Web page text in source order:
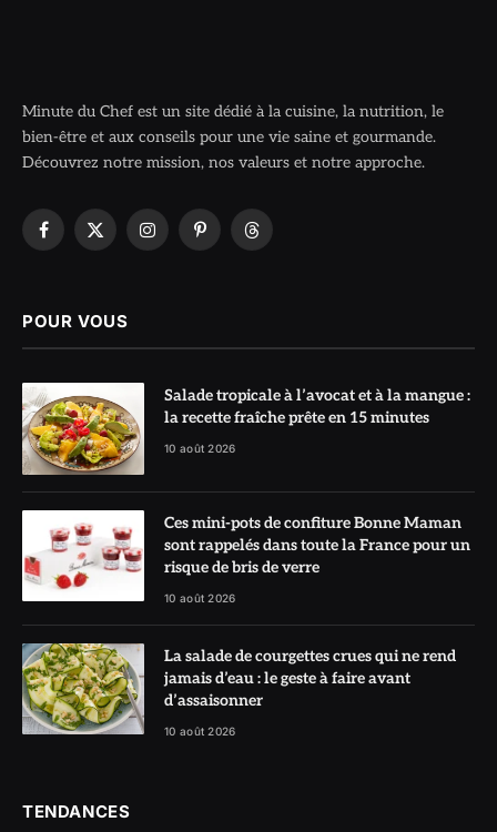
Minute du Chef est un site dédié à la cuisine, la nutrition, le
bien-être et aux conseils pour une vie saine et gourmande.
Découvrez notre mission, nos valeurs et notre approche.
Facebook
X
InstagramPinterestThreads
POUR VOUS
Salade tropicale à l’avocat et à la mangue :
la recette fraîche prête en 15 minutes
10 août 2026
Ces mini-pots de confiture Bonne Maman
sont rappelés dans toute la France pour un
risque de bris de verre
10 août 2026
La salade de courgettes crues qui ne rend
jamais d’eau : le geste à faire avant
d’assaisonner
10 août 2026
TENDANCES